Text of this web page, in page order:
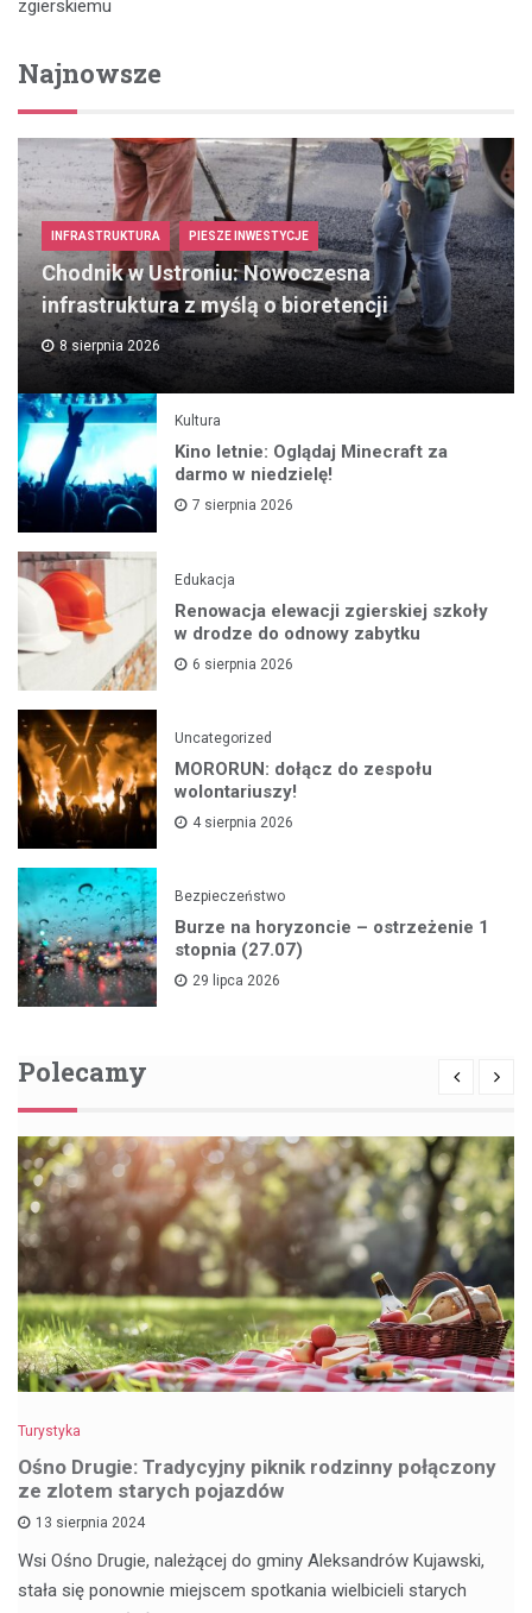
zgierskiemu
Najnowsze
INFRASTRUKTURA PIESZE INWESTYCJE
Chodnik w Ustroniu: Nowoczesna
infrastruktura z myślą o bioretencji
8 sierpnia 2026
Kultura
Kino letnie: Oglądaj Minecraft za
darmo w niedzielę!
7 sierpnia 2026
Edukacja
Renowacja elewacji zgierskiej szkoły
w drodze do odnowy zabytku
6 sierpnia 2026
Uncategorized
MORORUN: dołącz do zespołu
wolontariuszy!
4 sierpnia 2026
Bezpieczeństwo
Burze na horyzoncie – ostrzeżenie 1
stopnia (27.07)
29 lipca 2026
Polecamy
Turystyka
Ośno Drugie: Tradycyjny piknik rodzinny połączony
ze zlotem starych pojazdów
13 sierpnia 2024
Wsi Ośno Drugie, należącej do gminy Aleksandrów Kujawski,
stała się ponownie miejscem spotkania wielbicieli starych